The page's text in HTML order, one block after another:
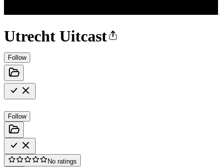
Utrecht Uitcast
Follow
Follow
No ratings